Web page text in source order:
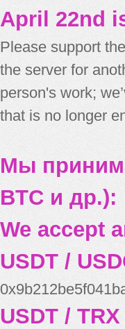
April 22nd
Please support
the server for
person's work;
that is no longer
Мы
BTC и др.):
We accept
USDT /
USDT /